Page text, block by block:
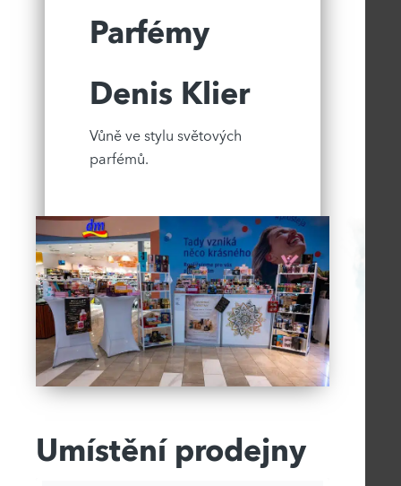
Parfémy
Denis Klier
Vůně ve stylu světových
parfémů.
Umístění prodejny